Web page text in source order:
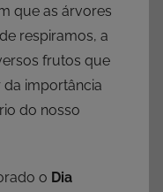
que as árvores
respiramos, a
frutos que
da importância
do nosso
o Dia